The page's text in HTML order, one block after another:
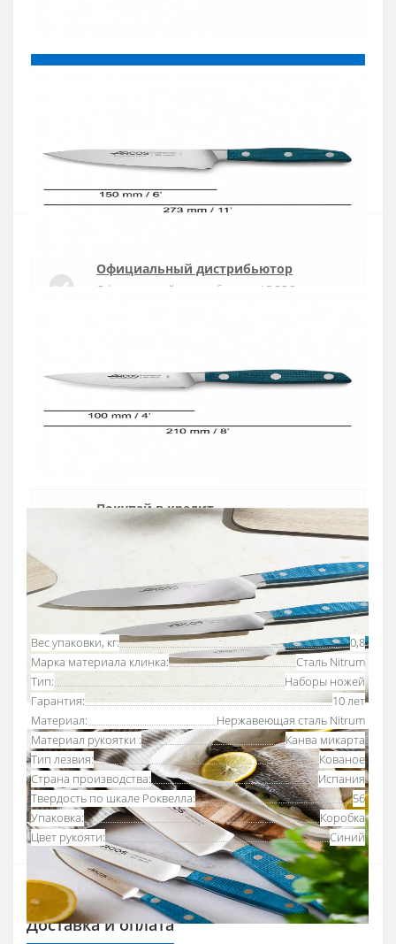
Основные характеристики Все характеристики
Вес упаковки, кг:
0,8
Марка материала клинка:
Сталь Nitrum
Тип:
Наборы ножей
Гарантия:
10 лет
Материал:
Нержавеющая сталь Nitrum
Материал рукоятки :
Канва микарта
Тип лезвия:
Кованое
Страна производства:
Испания
Твердость по шкале Роквелла:
56
Упаковка:
Коробка
Цвет рукояти:
Синий
Официальный дистрибьютор
Официальный дистрибьютор ARCOS в
Доставка в течении 1-3 дней по Украине
Гарантия качества
Покупай в кредит
Оплата частями или мгновенная рассрочка
Доставка и оплата